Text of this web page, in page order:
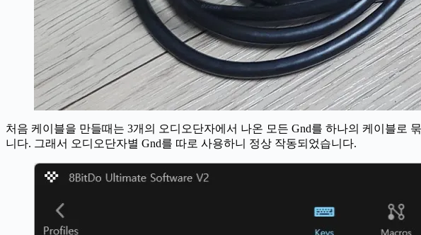
처음 케이블을 만들때는 3개의 오디오단자에서 나온 모든 Gnd를 하나의 케이블로
니다. 그래서 오디오단자별 Gnd를 따로 사용하니 정상 작동되었습니다.